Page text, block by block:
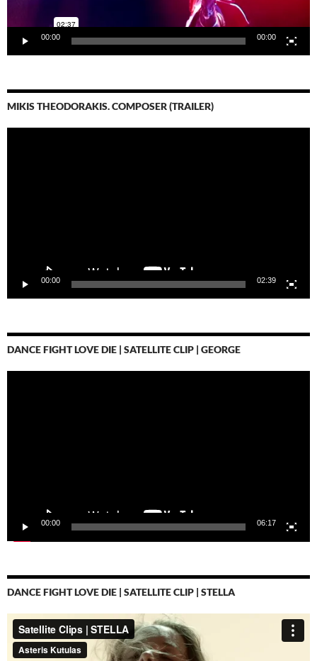
00:00 00:00
MIKIS THEODORAKIS. COMPOSER (TRAILER)
00:00 02:39
DANCE FIGHT LOVE DIE | SATELLITE CLIP | GEORGE
00:00 06:17
DANCE FIGHT LOVE DIE | SATELLITE CLIP | STELLA
Video-
Player